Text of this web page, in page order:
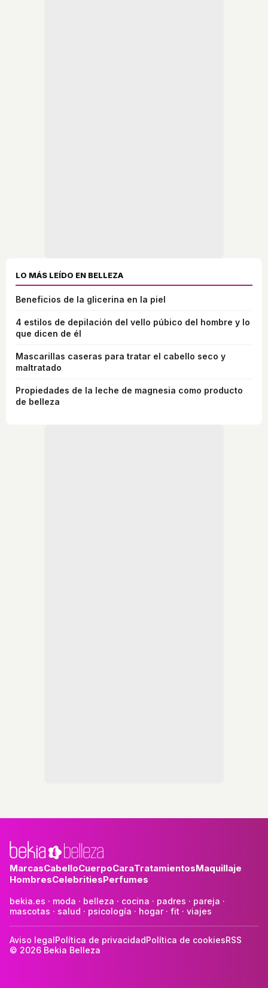
LO MÁS LEÍDO EN BELLEZA
Beneficios de la glicerina en la piel
4 estilos de depilación del vello púbico del hombre y lo
que dicen de él
Mascarillas caseras para tratar el cabello seco y
maltratado
Propiedades de la leche de magnesia como producto
de belleza
MarcasCabelloCuerpoCaraTratamientosMaquillaje
HombresCelebritiesPerfumes
bekia.es · moda · belleza · cocina · padres · pareja ·
mascotas · salud · psicología · hogar· fit · viajes
Aviso legalPolítica de privacidadPolítica de cookiesRSS
© 2026 Bekia Belleza